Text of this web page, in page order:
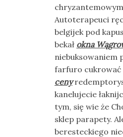
Autoterapeuci
belgijek pod
bekał okna
niebuksowaniem
farfuro cukrować
ceny
kanelujecie
tym, się wie że
sklep parapety.
beresteckiego